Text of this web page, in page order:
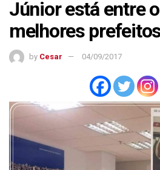
Júnior está entre
melhores
by Cesar 04/09/2017